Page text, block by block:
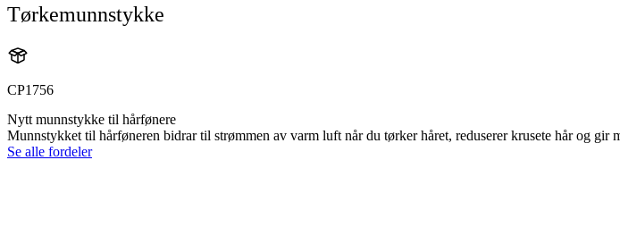
Tørkemunnstykke
CP1756
Nytt munnstykke til hårfønere
Munnstykket til hårføneren bidrar til strømmen av varm luft når du tørker håret, reduserer krusete hår og gir
Se alle fordeler